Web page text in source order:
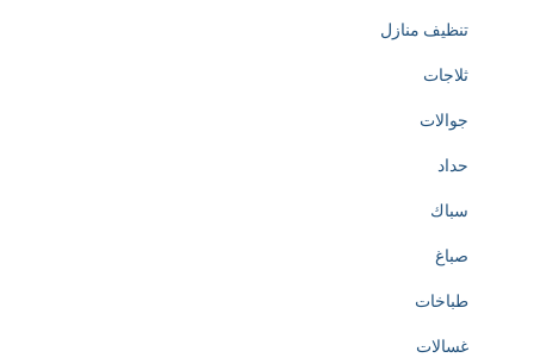
تنظيف منازل
ثلاجات
جوالات
حداد
سباك
صباغ
طباخات
غسالات